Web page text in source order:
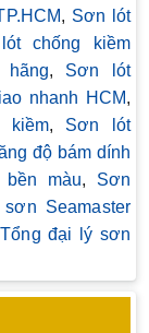
, Sơn lót
chống kiềm
, Sơn lót
nhanh HCM,
kiềm, Sơn lót
độ bám dính
màu, Sơn
Seamaster
Tổng đại lý sơn